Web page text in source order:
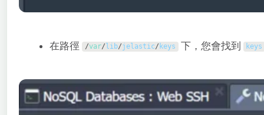
在路徑 /var/ lib/jelastic/ keys 下，您會找到 keys